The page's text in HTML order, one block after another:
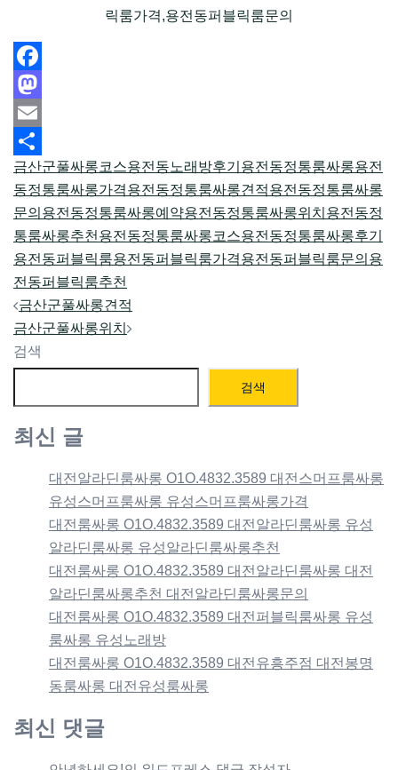
릭룸가격,용전동퍼블릭룸문의
Facebook
Mastodon
Email
Share
금산군풀싸롱코스용전동노래방후기 용전동정통룸싸롱용전
동정통룸싸롱가격용전동정통룸싸롱견적용전동정통룸싸롱
문의 용전동정통룸싸롱예약용전동정통룸싸롱위치 용전동정
통룸싸롱추천 용전동정통룸싸롱코스용전동정통룸싸롱후기
용전동퍼블릭룸용전동퍼블릭룸가격용전동퍼블릭룸문의 용
전동퍼블릭룸추천
Post
navigation
금산군풀싸롱견적
금산군풀싸롱위치
검색
검색
최신 글
대전알라딘룸싸롱 O1O.4832.3589 대전스머프룸싸롱
유성스머프룸싸롱 유성스머프룸싸롱가격
대전룸싸롱 O1O.4832.3589 대전알라딘룸싸롱 유성
알라딘룸싸롱 유성알라딘룸싸롱추천
대전룸싸롱 O1O.4832.3589 대전알라딘룸싸롱 대전
알라딘룸싸롱추천 대전알라딘룸싸롱문의
대전룸싸롱 O1O.4832.3589 대전퍼블릭룸싸롱 유성
룸싸롱 유성노래방
대전룸싸롱 O1O.4832.3589 대전유흥주점 대전봉명
동룸싸롱 대전유성룸싸롱
최신 댓글